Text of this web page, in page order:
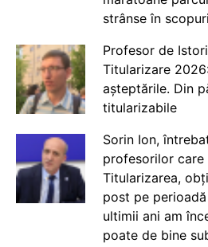
strânse în
Profesor de
Titularizare
așteptările. Din
titularizabile
Sorin Ion,
profesorilor care
Titularizarea,
post pe
ultimii ani am
poate de bine